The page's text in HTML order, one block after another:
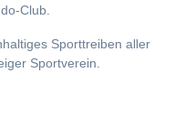
Club.
Sporttreiben aller
Sportverein.